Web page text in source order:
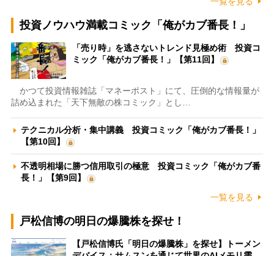
投資ノウハウ満載コミック「俺がカブ番長！」
「売り時」を逃さないトレンド見極め術 投資コ
ミック「俺がカブ番長！」【第11回】
かつて投資情報雑誌「マネーポスト」にて、圧倒的な情報量が
詰め込まれた「天下無敵の株コミック」とし…
テクニカル分析・集中講義 投資コミック「俺がカブ番長！」
【第10回】
不透明相場に勝つ信用取引の極意 投資コミック「俺がカブ番
長！」【第9回】
一覧を見る
戸松信博の明日の爆騰株を探せ！
【戸松信博氏「明日の爆騰株」を探せ】トーメン